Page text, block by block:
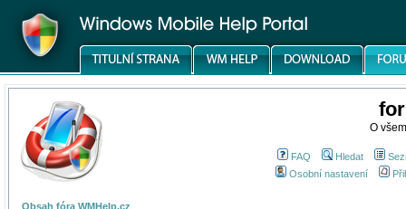
O
FAQ Hledat
Osobní nastavení
Obsah fóra WMHelp.cz